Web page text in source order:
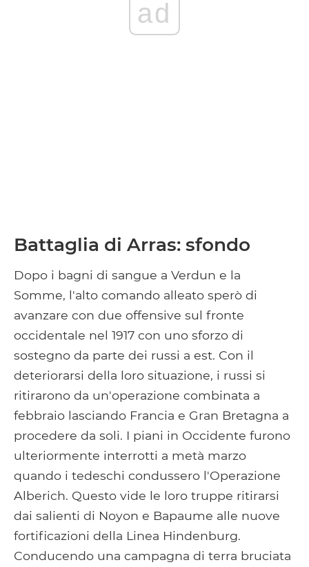
ad
Battaglia di Arras: sfondo
Dopo i bagni di sangue a Verdun e la
Somme, l'alto comando alleato sperò di
avanzare con due offensive sul fronte
occidentale nel 1917 con uno sforzo di
sostegno da parte dei russi a est. Con il
deteriorarsi della loro situazione, i russi si
ritirarono da un'operazione combinata a
febbraio lasciando Francia e Gran Bretagna a
procedere da soli. I piani in Occidente furono
ulteriormente interrotti a metà marzo
quando i tedeschi condussero l'Operazione
Alberich. Questo vide le loro truppe ritirarsi
dai salienti di Noyon e Bapaume alle nuove
fortificazioni della Linea Hindenburg.
Conducendo una campagna di terra bruciata